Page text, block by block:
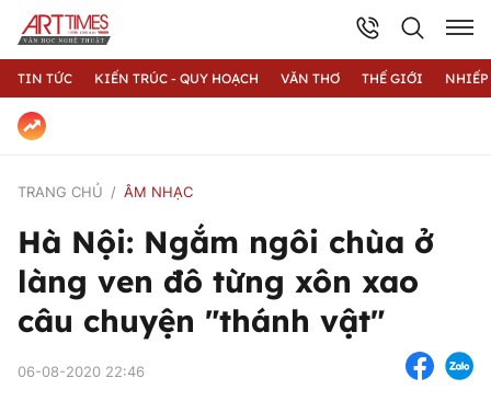
TIN TỨC KIẾN TRÚC - QUY HOẠCH VĂN THƠ THẾ GIỚI
TRANG CHỦ ÂM NHẠC
Hà Nội: Ngắm ngôi chùa ở
làng ven đô từng xôn xao
câu chuyện "thánh vật"
06-08-2020 22:46